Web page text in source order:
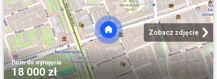
Zobacz zdjęcie
Dom·do wynajęcia
18 000 zł